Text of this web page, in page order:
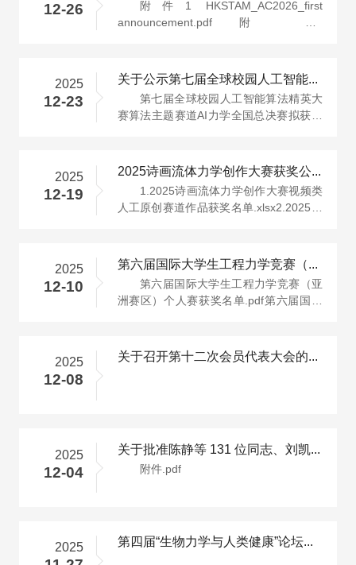
12-26
附件1 HKSTAM_AC2026_first
announcement.pdf附件2
2025
12-23
关于公示第七届全球校园人工智能算法精英大赛算法主题赛道"AI+力···
第七届全球校园人工智能算法精英大
赛算法主题赛道AI力学全国总决赛拟获奖
2025
12-19
2025诗画流体力学创作大赛获奖公示
1.2025诗画流体力学创作大赛视频类
人工原创赛道作品获奖名单.xlsx2.2025诗
2025
12-10
第六届国际大学生工程力学竞赛（亚洲赛区）结果公示
第六届国际大学生工程力学竞赛（亚
洲赛区）个人赛获奖名单.pdf第六届国际
2025
12-08
关于召开第十二次会员代表大会的通知
2025
12-04
关于批准陈静等 131 位同志、刘凯等 732 位学生入会的通知
附件.pdf
2025 第四届“生物力学与人类健康”论坛暨2025年度江苏省力学学会生物···